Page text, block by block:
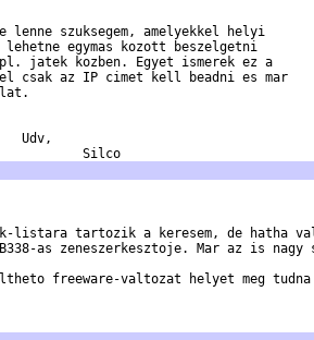
lenne szuksegem, amelyekkel helyi
lehetne egymas kozott beszelgetni
jatek kozben. Egyet ismerek ez a
csak az IP cimet kell beadni es mar
listara tartozik a keresem, de hatha
as zeneszerkesztoje. Mar az is nagy
freeware-valtozat helyet meg tudna